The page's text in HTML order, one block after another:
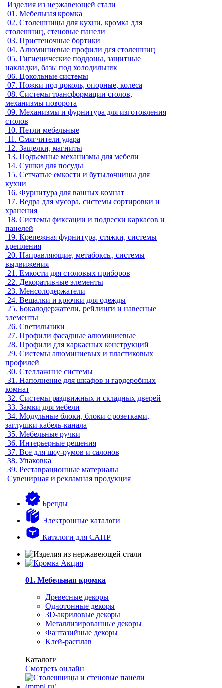
Изделия из нержавеющей стали
01. Мебельная кромка
02. Столешницы для кухни, кромка для
столешниц, стеновые панели
03. Пристеночные бортики
04. Алюминиевые профили для столешниц
05. Гигиенические поддоны, защитные
накладки, базы под холодильник
06. Цокольные системы
07. Ножки под цоколь, опорные, колеса
08. Системы трансформации столов,
механизмы поворота
09. Механизмы и фурнитура для изготовления
столов
10. Петли мебельные
11. Смягчители удара
12. Защелки, магниты
13. Подъемные механизмы для мебели
14. Сушки для посуды
15. Сетчатые емкости и бутылочницы для
кухни
16. Фурнитура для ванных комнат
17. Ведра для мусора, системы сортировки и
хранения
18. Системы фиксации и подвески каркасов и
панелей
19. Крепежная фурнитура, стяжки, системы
крепления
20. Направляющие, метабоксы, системы
выдвижения
21. Емкости для столовых приборов
22. Декоративные элементы
23. Менсолодержатели
24. Вешалки и крючки для одежды
25. Бокалодержатели, рейлинги и навесные
элементы
26. Светильники
27. Профили фасадные алюминиевые
28. Профили для каркасных конструкций
29. Системы алюминиевых и пластиковых
профилей
30. Стеллажные системы
31. Наполнение для шкафов и гардеробных
комнат
32. Системы раздвижных и складных дверей
33. Замки для мебели
34. Модульные блоки, блоки с розетками,
заглушки кабель-канала
35. Мебельные ручки
36. Интерьерные решения
37. Все для шоу-румов и салонов
38. Упаковка
39. Реставрационные материалы
Сувенирная и рекламная продукция
Бренды
Электронные каталоги
Каталоги для САПР
01. Мебельная кромка
Древесные декоры
Однотонные декоры
3D-акриловые декоры
Металлизированные декоры
Фантазийные декоры
Клей-расплав
Каталоги
Смотреть онлайн